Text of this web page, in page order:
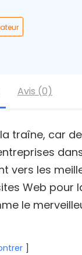
Avis (0)
traîne, car
vers les
Web pour
le